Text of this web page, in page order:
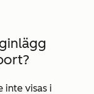
inte visas i